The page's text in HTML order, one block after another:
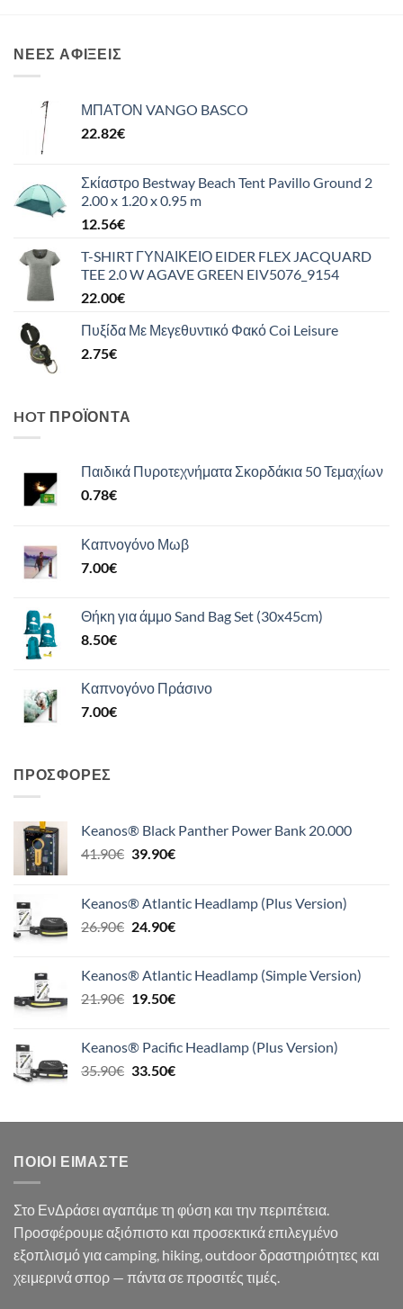
ΝΈΕΣ ΑΦΊΞΕΙΣ
ΜΠΑΤΟΝ VANGO BASCO
22.82€
Σκίαστρο Bestway Beach Tent Pavillo Ground 2
2.00 x 1.20 x 0.95 m
12.56€
T-SHIRT ΓΥΝΑΙΚΕΙΟ EIDER FLEX JACQUARD
TEE 2.0 W AGAVE GREEN EIV5076_9154
22.00€
Πυξίδα Με Μεγεθυντικό Φακό Coi Leisure
2.75€
HOT ΠΡΟΪΌΝΤΑ
Παιδικά Πυροτεχνήματα Σκορδάκια 50 Τεμαχίων
0.78€
Καπνογόνο Μωβ
7.00€
Θήκη για άμμο Sand Bag Set (30x45cm)
8.50€
Καπνογόνο Πράσινο
7.00€
ΠΡΟΣΦΟΡΈΣ
Keanos® Black Panther Power Bank 20.000
41.90€ Original
41.90€.
39.90€Η
είναι:
39.90€.
Keanos® Atlantic Headlamp (Plus Version)
26.90€ Original
26.90€.
24.90€Η
είναι:
24.90€.
Keanos® Atlantic Headlamp (Simple Version)
21.90€ Original
21.90€.
19.50€Η
είναι:
19.50€.
Keanos® Pacific Headlamp (Plus Version)
35.90€ Original
35.90€.
33.50€Η
είναι:
ΠΟΙΟΙ ΕΊΜΑΣΤΕ
Στο ΕνΔράσει αγαπάμε τη φύση και την περιπέτεια.
Προσφέρουμε αξιόπιστο και προσεκτικά επιλεγμένο
εξοπλισμό για camping, hiking, outdoor δραστηριότητες και
χειμερινά σπορ — πάντα σε προσιτές τιμές.